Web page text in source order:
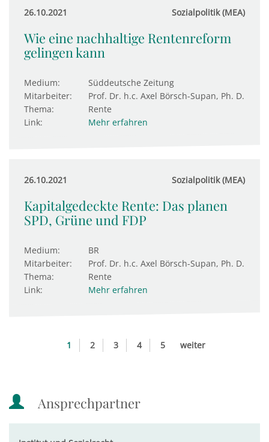
26.10.2021 Sozialpolitik (MEA)
Wie eine nachhaltige Rentenreform
gelingen kann
Medium:
Süddeutsche Zeitung
Mitarbeiter:
Prof. Dr. h.c. Axel Börsch-Supan, Ph. D.
Thema:
Rente
Link:
Mehr erfahren
26.10.2021 Sozialpolitik (MEA)
Kapitalgedeckte Rente: Das planen
SPD, Grüne und FDP
Medium:
BR
Mitarbeiter:
Prof. Dr. h.c. Axel Börsch-Supan, Ph. D.
Thema:
Rente
Link:
Mehr erfahren
1 2 3 4 5 weiter
Ansprechpartner